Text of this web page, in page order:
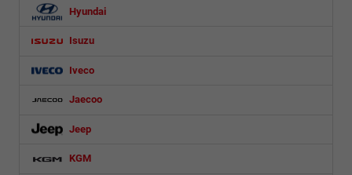
Hyundai
Isuzu
Iveco
Jaecoo
Jeep
KGM